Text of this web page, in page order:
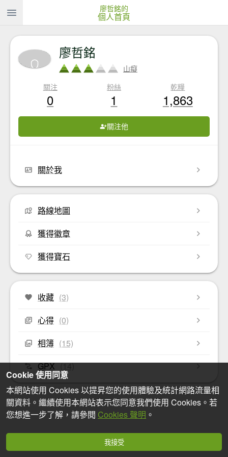
廖哲銘的
個人首頁
廖哲銘
山癡
關注
0
粉絲
1
乾糧
1,863
關注他
關於我
路線地圖
獲得徽章
獲得寶石
收藏 (3)
心得 (0)
相簿 (15)
GPX (14)
Cookie 使用同意
本網站使用 Cookies 以提昇您的使用體驗及統計網路流量相
關資料。繼續使用本網站表示您同意我們使用 Cookies。若
您想進一步了解，請參閱 Cookies 聲明 。
我接受